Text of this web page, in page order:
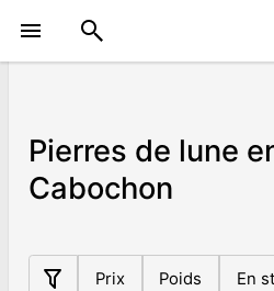
Pierres de lune
Cabochon
Prix Poids En